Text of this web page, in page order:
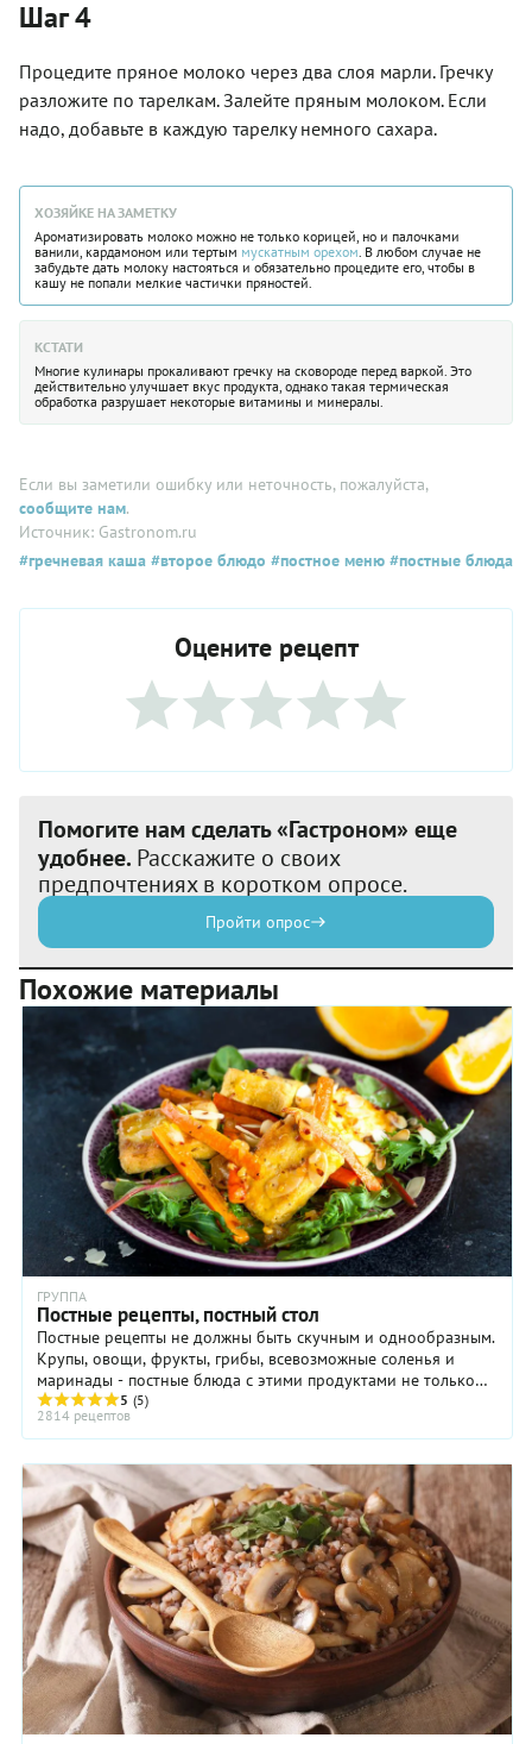
Шаг 4
Процедите пряное молоко через два слоя марли. Гречку
разложите по тарелкам. Залейте пряным молоком. Если
надо, добавьте в каждую тарелку немного сахара.
ХОЗЯЙКЕ НА ЗАМЕТКУ
Ароматизировать молоко можно не только корицей, но и палочками
ванили, кардамоном или тертым мускатным орехом . В любом случае не
забудьте дать молоку настояться и обязательно процедите его, чтобы в
кашу не попали мелкие частички пряностей.
КСТАТИ
Многие кулинары прокаливают гречку на сковороде перед варкой. Это
действительно улучшает вкус продукта, однако такая термическая
обработка разрушает некоторые витамины и минералы.
Если вы заметили ошибку или неточность, пожалуйста,
сообщите нам.
Источник: Gastronom.ru
#гречневая каша #второе блюдо #постное меню #постные блюда
Оцените рецепт
Помогите нам сделать «Гастроном» еще
удобнее. Расскажите о своих
предпочтениях в коротком опросе.
Пройти опрос
Похожие материалы
ГРУППА
Постные рецепты, постный стол
Постные рецепты не должны быть скучным и однообразным.
Крупы, овощи, фрукты, грибы, всевозможные соленья и
маринады - постные блюда с этими продуктами не только
очень вкусны, но еще и полезны ...
5 (5)
2814 рецептов